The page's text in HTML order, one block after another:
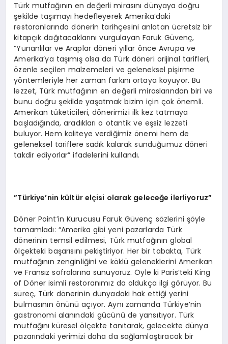
Türk mutfağının en değerli mirasını dünyaya doğru
şekilde taşımayı hedefleyerek Amerika’daki
restoranlarında dönerin tarihçesini anlatan ücretsiz bir
kitapçık dağıtacaklarını vurgulayan Faruk Güvenç,
“Yunanlılar ve Araplar döneri yıllar önce Avrupa ve
Amerika’ya taşımış olsa da Türk döneri orijinal tarifleri,
özenle seçilen malzemeleri ve geleneksel pişirme
yöntemleriyle her zaman farkını ortaya koyuyor. Bu
lezzet, Türk mutfağının en değerli miraslarından biri ve
bunu doğru şekilde yaşatmak bizim için çok önemli.
Amerikan tüketicileri, dönerimizi ilk kez tatmaya
başladığında, aradıkları o otantik ve eşsiz lezzeti
buluyor. Hem kaliteye verdiğimiz önemi hem de
geleneksel tariflere sadık kalarak sunduğumuz döneri
takdir ediyorlar” ifadelerini kullandı.
”Türkiye’nin kültür elçisi olarak geleceğe ilerliyoruz”
Döner Point’in Kurucusu Faruk Güvenç sözlerini şöyle
tamamladı: “Amerika gibi yeni pazarlarda Türk
dönerinin temsil edilmesi, Türk mutfağının global
ölçekteki başarısını pekiştiriyor. Her bir tabakta, Türk
mutfağının zenginliğini ve köklü geleneklerini Amerikan
ve Fransız sofralarına sunuyoruz. Öyle ki Paris’teki King
of Döner isimli restoranımız da oldukça ilgi görüyor. Bu
süreç, Türk dönerinin dünyadaki hak ettiği yerini
bulmasının önünü açıyor. Aynı zamanda Türkiye’nin
gastronomi alanındaki gücünü de yansıtıyor. Türk
mutfağını küresel ölçekte tanıtarak, gelecekte dünya
pazarındaki yerimizi daha da sağlamlaştıracak bir